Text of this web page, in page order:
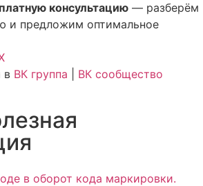
консультацию — разберём
и предложим оптимальное
в ВК группа ВК сообщество
в оборот кода маркировки.